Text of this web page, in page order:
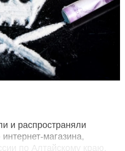
и распространяли
магазина,
по Алтайскому краю.